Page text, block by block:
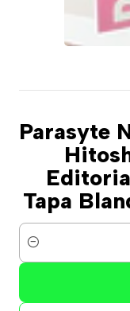
Parasyte
Tapa
Cantidad